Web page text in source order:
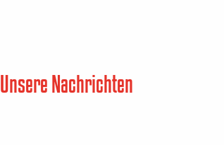
Unsere Nachrichten